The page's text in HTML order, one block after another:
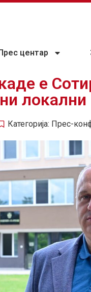
центар
е
Категорија: Прес-